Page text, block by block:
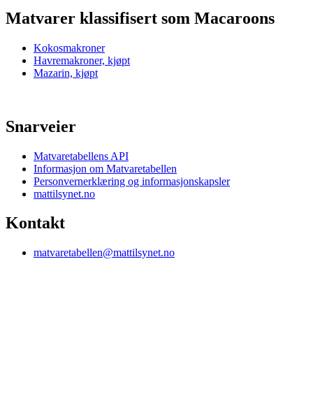
Matvarer klassifisert som Macaroons
Kokosmakroner
Havremakroner, kjøpt
Mazarin, kjøpt
Snarveier
Matvaretabellens API
Informasjon om Matvaretabellen
Personvernerklæring og informasjonskapsler
mattilsynet.no
Kontakt
matvaretabellen@mattilsynet.no